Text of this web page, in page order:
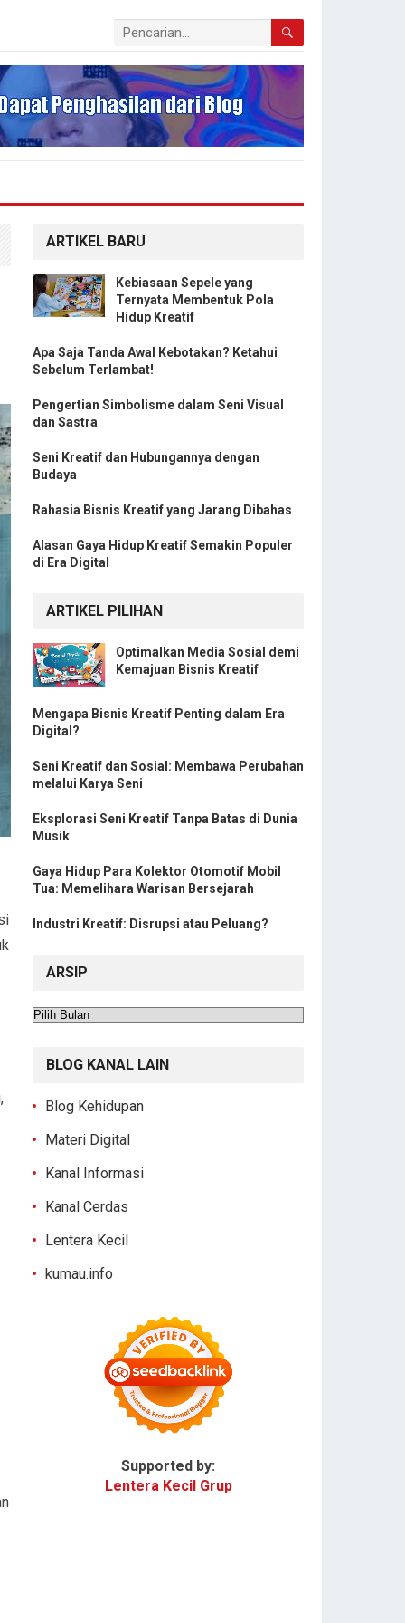
ARTIKEL BARU
Kebiasaan Sepele yang
Ternyata Membentuk Pola
Hidup Kreatif
Apa Saja Tanda Awal Kebotakan? Ketahui
Sebelum Terlambat!
Pengertian Simbolisme dalam Seni Visual
dan Sastra
Seni Kreatif dan Hubungannya dengan
Budaya
Rahasia Bisnis Kreatif yang Jarang Dibahas
Alasan Gaya Hidup Kreatif Semakin Populer
di Era Digital
ARTIKEL PILIHAN
Optimalkan Media Sosial demi
Kemajuan Bisnis Kreatif
Mengapa Bisnis Kreatif Penting dalam Era
Digital?
Seni Kreatif dan Sosial: Membawa Perubahan
melalui Karya Seni
Eksplorasi Seni Kreatif Tanpa Batas di Dunia
Musik
Gaya Hidup Para Kolektor Otomotif Mobil
Tua: Memelihara Warisan Bersejarah
Industri Kreatif: Disrupsi atau Peluang?
ARSIP
Arsip
BLOG KANAL LAIN
Blog Kehidupan
Materi Digital
Kanal Informasi
Kanal Cerdas
Lentera Kecil
kumau.info
Supported by:
Lentera Kecil Grup